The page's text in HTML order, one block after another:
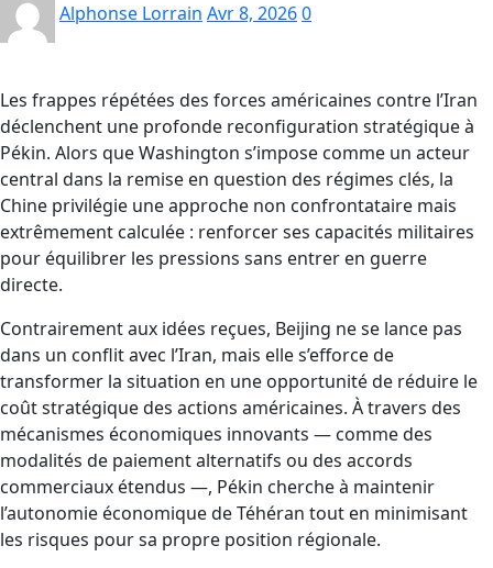
Alphonse Lorrain Avr 8, 20260
Les frappes répétées des forces américaines contre l’Iran
déclenchent une profonde reconfiguration stratégique à
Pékin. Alors que Washington s’impose comme un acteur
central dans la remise en question des régimes clés, la
Chine privilégie une approche non confrontataire mais
extrêmement calculée : renforcer ses capacités militaires
pour équilibrer les pressions sans entrer en guerre
directe.
Contrairement aux idées reçues, Beijing ne se lance pas
dans un conflit avec l’Iran, mais elle s’efforce de
transformer la situation en une opportunité de réduire le
coût stratégique des actions américaines. À travers des
mécanismes économiques innovants — comme des
modalités de paiement alternatifs ou des accords
commerciaux étendus —, Pékin cherche à maintenir
l’autonomie économique de Téhéran tout en minimisant
les risques pour sa propre position régionale.